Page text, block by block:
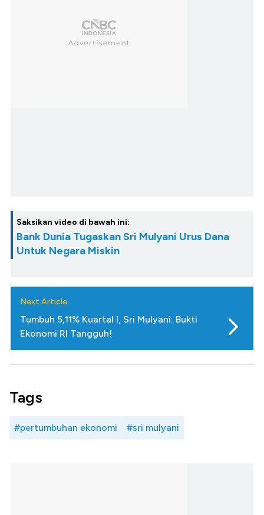
Saksikan video di bawah ini:
Bank Dunia Tugaskan Sri Mulyani Urus Dana
Untuk Negara Miskin
Next Article
Tumbuh 5,11% Kuartal I, Sri Mulyani: Bukti
Ekonomi RI Tangguh!
Tags
#pertumbuhan ekonomi #sri mulyani